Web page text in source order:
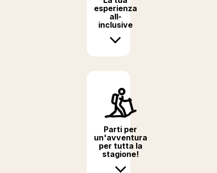
esperienza
all-
inclusive
Parti per
un'avventura
per tutta la
stagione!